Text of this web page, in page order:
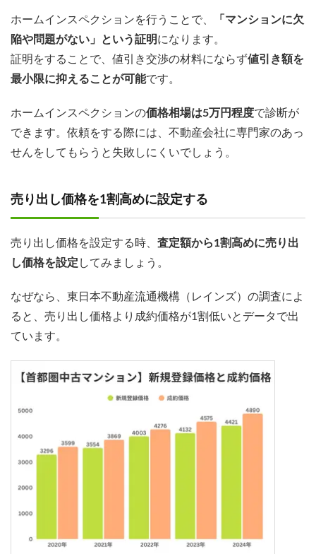
ホームインスペクションを行うことで、
「マンションに欠
陥や問題がない」という証明になります。
証明をすることで、値引き交渉の材料にならず値引き額を
最小限に抑えることが可能です。
ホームインスペクションの価格相場は5万円程度で診断が
できます。依頼をする際には、不動産会社に専門家のあっ
せんをしてもらうと失敗しにくいでしょう。
売り出し価格を1割高めに設定する
売り出し価格を設定する時、 査定額から1割高めに売り出
し価格を設定 してみましょう。
なぜなら、東日本不動産流通機構（レインズ）の調査によ
ると、売り出し価格より成約価格が1割低いとデータで出
ています。